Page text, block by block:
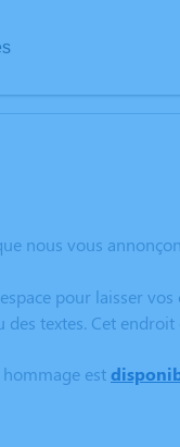
nous vous
pour laisser
des textes. Cet
est